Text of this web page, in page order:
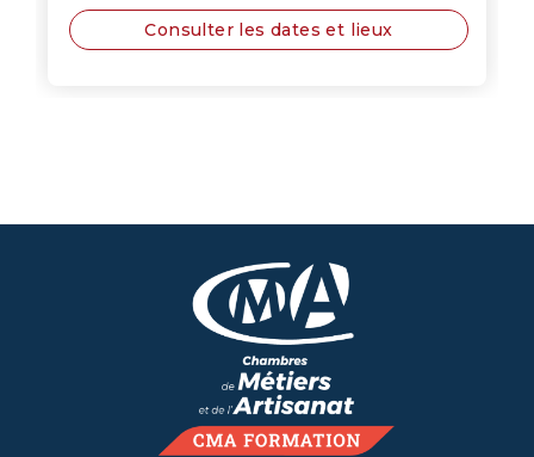
Consulter les dates et lieux